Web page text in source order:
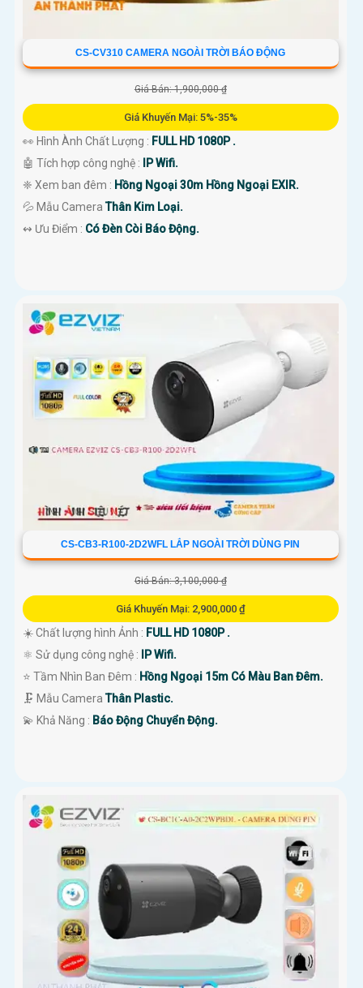
CS-CV310 CAMERA NGOÀI TRỜI BÁO ĐỘNG
Giá Bán: 1,900,000 ₫
Giá Khuyến Mại: 5%-35%
👀 Hình Ành Chất Lượng : FULL HD 1080P .
🤖️ Tích hợp công nghệ :
IP Wifi.
❈ Xem ban đêm : Hồng Ngoại 30m Hồng Ngoại EXIR.
💦 Mẫu CameraThân Kim Loại.
️↭ Ưu Điểm : Có Đèn Còi Báo Động.
CS-CB3-R100-2D2WFL LẮP NGOÀI TRỜI DÙNG PIN
Giá Bán: 3,100,000 ₫
Giá Khuyến Mại: 2,900,000 ₫
☀️ Chất lượng hình Ảnh : FULL HD 1080P .
⚛️ Sử dụng công nghệ :
IP Wifi.
⭐ Tầm Nhìn Ban Đêm : Hồng Ngoại 15m Có Màu Ban Đêm.
🗜️ Mẫu CameraThân Plastic.
️💫 Khả Năng : Báo Động Chuyển Động.